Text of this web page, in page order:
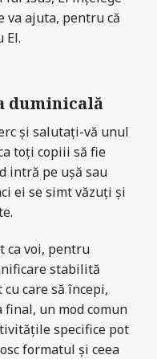
va ajuta, pentru că
El.
duminicală
și salutați-vă unul
toți copiii să fie
intră pe ușă sau
ei se simt văzuți și
ca voi, pentru
stabilită
care să începi,
un mod comun
specifice pot
formatul și ceea